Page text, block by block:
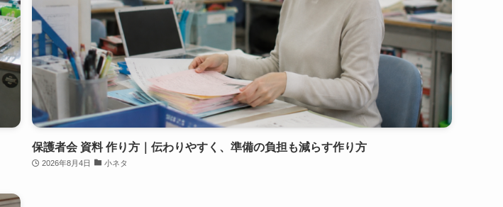
保護者会 資料 作り方｜伝わりやすく、準備の負担も減らす作り方
2026年8月4日 小ネタ